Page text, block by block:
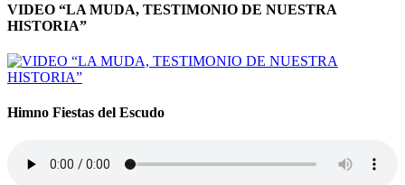
VIDEO “LA MUDA, TESTIMONIO DE NUESTRA
HISTORIA”
Himno Fiestas del Escudo